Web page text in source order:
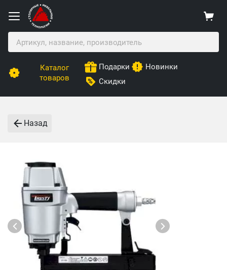
Каталог
товаров
Подарки
Новинки
Скидки
Назад